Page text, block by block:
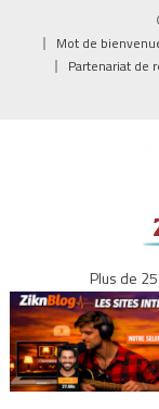
Mot de
Partenariat de
Plus de